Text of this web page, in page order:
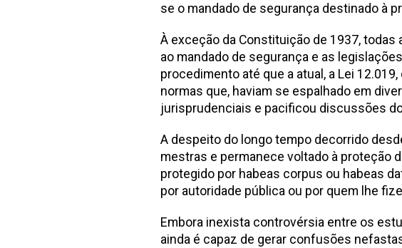
se o mandado de segurança destinado à
À exceção da Constituição de 1937,
ao mandado de segurança e as
procedimento até que a atual, a Lei
normas que, haviam se espalhado em
jurisprudenciais e pacificou discussões
A despeito do longo tempo decorrido
mestras e permanece voltado à proteção
protegido por habeas corpus ou habeas
por autoridade pública ou por quem lhe
Embora inexista controvérsia entre os
ainda é capaz de gerar confusões